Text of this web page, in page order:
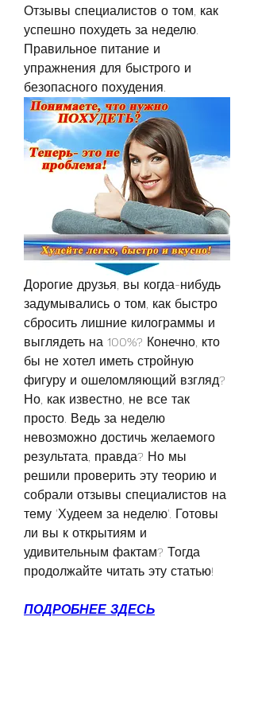
Отзывы специалистов о том, как
успешно похудеть за неделю.
Правильное питание и
упражнения для быстрого и
безопасного похудения.
Дорогие друзья, вы когда-нибудь
задумывались о том, как быстро
сбросить лишние килограммы и
выглядеть на 100%? Конечно, кто
бы не хотел иметь стройную
фигуру и ошеломляющий взгляд?
Но, как известно, не все так
просто. Ведь за неделю
невозможно достичь желаемого
результата, правда? Но мы
решили проверить эту теорию и
собрали отзывы специалистов на
тему 'Худеем за неделю'. Готовы
ли вы к открытиям и
удивительным фактам? Тогда
продолжайте читать эту статью!
ПОДРОБНЕЕ ЗДЕСЬ